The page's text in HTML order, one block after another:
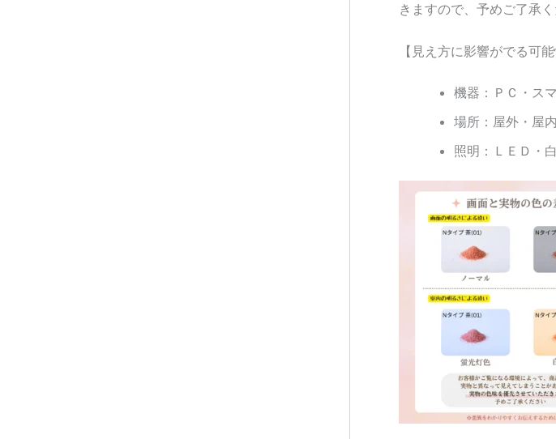
きますので、予めご了承く
【見え方に影響がでる可
機器：ＰＣ・ス
場所：屋外・屋内
照明：ＬＥＤ・